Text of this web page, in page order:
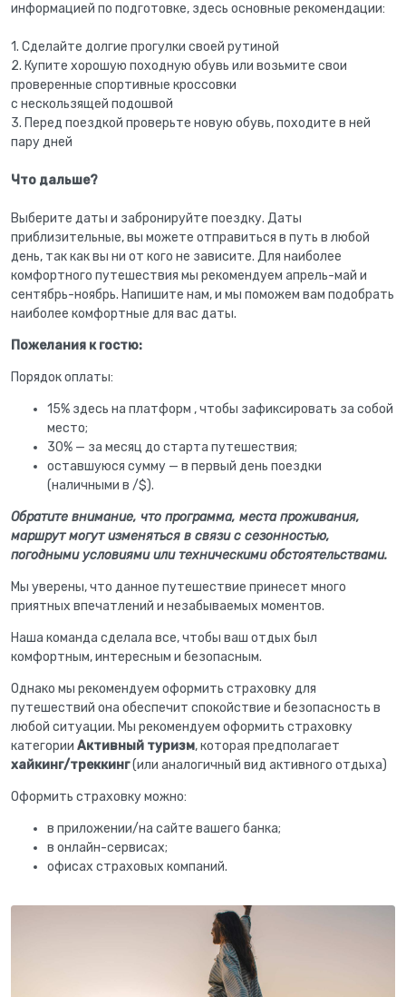
информацией по подготовке, здесь основные рекомендации:
1. Сделайте долгие прогулки своей рутиной
2. Купите хорошую походную обувь или возьмите свои
проверенные спортивные кроссовки
с нескользящей подошвой
3. Перед поездкой проверьте новую обувь, походите в ней
пару дней
Что дальше?
Выберите даты и забронируйте поездку. Даты
приблизительные, вы можете отправиться в путь в любой
день, так как вы ни от кого не зависите. Для наиболее
комфортного путешествия мы рекомендуем апрель-май и
сентябрь-ноябрь. Напишите нам, и мы поможем вам подобрать
наиболее комфортные для вас даты.
Пожелания к гостю:
Порядок оплаты:
15% здесь на платформ , чтобы зафиксировать за собой
место;
30% — за месяц до старта путешествия;
оставшуюся сумму — в первый день поездки
(наличными в /$).
Обратите внимание, что программа, места проживания,
маршрут могут изменяться в связи с сезонностью,
погодными условиями или техническими обстоятельствами.
Мы уверены, что данное путешествие принесет много
приятных впечатлений и незабываемых моментов.
Наша команда сделала все, чтобы ваш отдых был
комфортным, интересным и безопасным.
Однако мы рекомендуем оформить страховку для
путешествий она обеспечит спокойствие и безопасность в
любой ситуации. Мы рекомендуем оформить страховку
категории Активный туризм, которая предполагает
хайкинг/треккинг(или аналогичный вид активного отдыха)
Оформить страховку можно:
в приложении/на сайте вашего банка;
в онлайн-сервисах;
офисах страховых компаний.